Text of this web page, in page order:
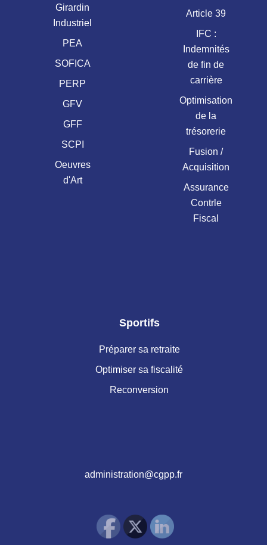
Girardin
Industriel
PEA
SOFICA
PERP
GFV
GFF
SCPI
Oeuvres
d'Art
Article 39
IFC :
Indemnités
de fin de
carrière
Optimisation
de la
trésorerie
Fusion /
Acquisition
Assurance
Contrle
Fiscal
Sportifs
Préparer sa retraite
Optimiser sa fiscalité
Reconversion
administration@cgpp.fr